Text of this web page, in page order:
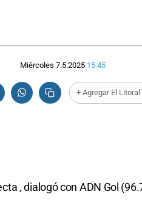
Miércoles 7.5.2025 15:45
+ Agregar El Litoral
, dialogó con ADN Gol